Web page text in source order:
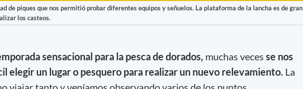
de piques que nos permitió probar diferentes equipos y señuelos. La plataforma de la lancha es de gran
los casteos.
sensacional para la pesca de dorados, muchas veces se nos
elegir un lugar o pesquero para realizar un nuevo relevamiento. La